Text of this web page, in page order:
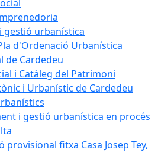
gestió urbanística
d'Ordenació Urbanística
de Cardedeu
i Catàleg del Patrimoni
i Urbanístic de Cardedeu
i gestió urbanística en procés
provisional fitxa Casa Josep Tey,